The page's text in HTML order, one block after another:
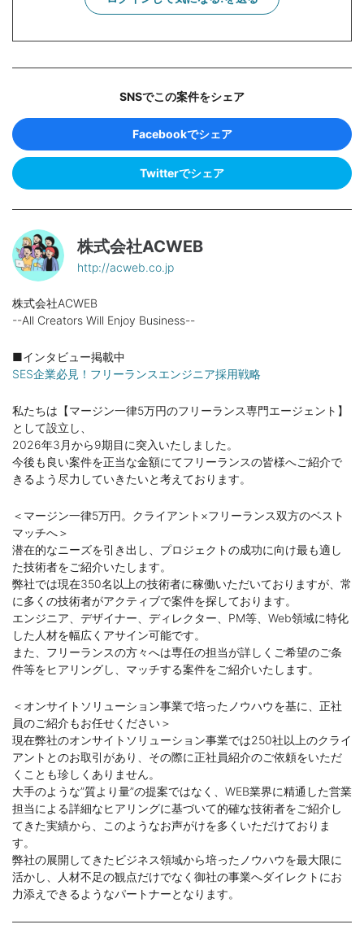
SNSでこの案件をシェア
Facebookでシェア
Twitterでシェア
株式会社ACWEB
http://acweb.co.jp
株式会社ACWEB
--All Creators Will Enjoy Business--
■インタビュー掲載中
SES企業必見！フリーランスエンジニア採用戦略
私たちは【マージン一律5万円のフリーランス専門エージェント】
として設立し、
2026年3月から9期目に突入いたしました。
今後も良い案件を正当な金額にてフリーランスの皆様へご紹介で
きるよう尽力していきたいと考えております。
＜マージン一律5万円。クライアント×フリーランス双方のベスト
マッチへ＞
潜在的なニーズを引き出し、プロジェクトの成功に向け最も適し
た技術者をご紹介いたします。
弊社では現在350名以上の技術者に稼働いただいておりますが、常
に多くの技術者がアクティブで案件を探しております。
エンジニア、デザイナー、ディレクター、PM等、Web領域に特化
した人材を幅広くアサイン可能です。
また、フリーランスの方々へは専任の担当が詳しくご希望のご条
件等をヒアリングし、マッチする案件をご紹介いたします。
＜オンサイトソリューション事業で培ったノウハウを基に、正社
員のご紹介もお任せください＞
現在弊社のオンサイトソリューション事業では250社以上のクライ
アントとのお取引があり、その際に正社員紹介のご依頼をいただ
くことも珍しくありません。
大手のような”質より量”の提案ではなく、WEB業界に精通した営業
担当による詳細なヒアリングに基づいて的確な技術者をご紹介し
てきた実績から、このようなお声がけを多くいただけておりま
す。
弊社の展開してきたビジネス領域から培ったノウハウを最大限に
活かし、人材不足の観点だけでなく御社の事業へダイレクトにお
力添えできるようなパートナーとなります。